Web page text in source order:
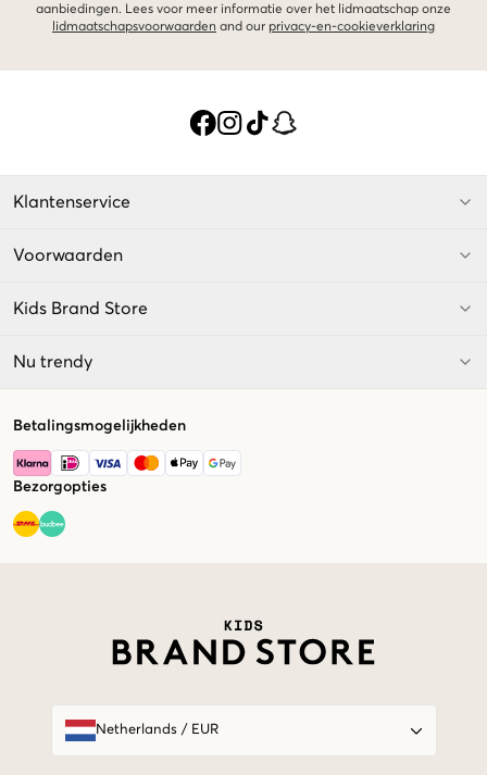
aanbiedingen. Lees voor meer informatie over het lidmaatschap onze
lidmaatschapsvoorwaarden and our privacy-en-cookieverklaring
Klantenservice
Voorwaarden
Kids Brand Store
Nu trendy
Betalingsmogelijkheden
Bezorgopties
Netherlands/ EUR